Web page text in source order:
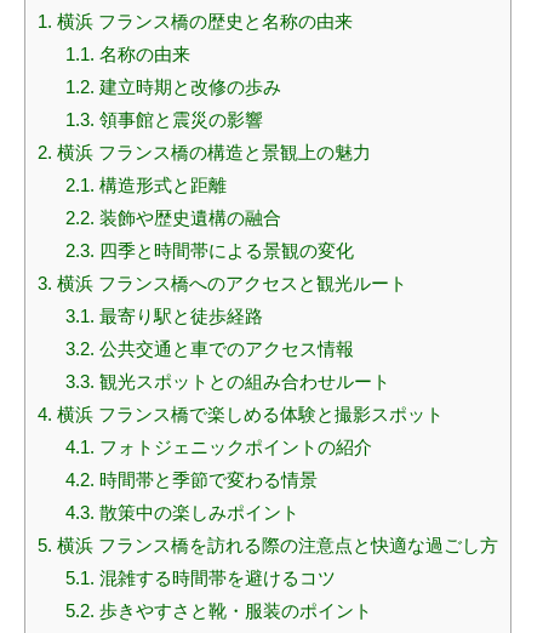
1. 横浜 フランス橋の歴史と名称の由来
1.1. 名称の由来
1.2. 建立時期と改修の歩み
1.3. 領事館と震災の影響
2. 横浜 フランス橋の構造と景観上の魅力
2.1. 構造形式と距離
2.2. 装飾や歴史遺構の融合
2.3. 四季と時間帯による景観の変化
3. 横浜 フランス橋へのアクセスと観光ルート
3.1. 最寄り駅と徒歩経路
3.2. 公共交通と車でのアクセス情報
3.3. 観光スポットとの組み合わせルート
4. 横浜 フランス橋で楽しめる体験と撮影スポット
4.1. フォトジェニックポイントの紹介
4.2. 時間帯と季節で変わる情景
4.3. 散策中の楽しみポイント
5. 横浜 フランス橋を訪れる際の注意点と快適な過ごし方
5.1. 混雑する時間帯を避けるコツ
5.2. 歩きやすさと靴・服装のポイント